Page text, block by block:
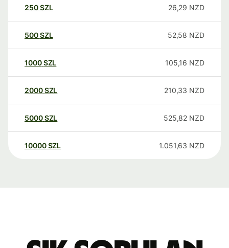
250SZL 26,29 NZD
500SZL 52,58 NZD
1000SZL 105,16 NZD
2000SZL 210,33 NZD
5000SZL 525,82 NZD
10000 SZL 1.051,63 NZD